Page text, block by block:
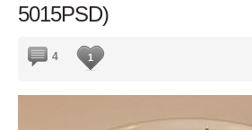
5015PSD)
4 1